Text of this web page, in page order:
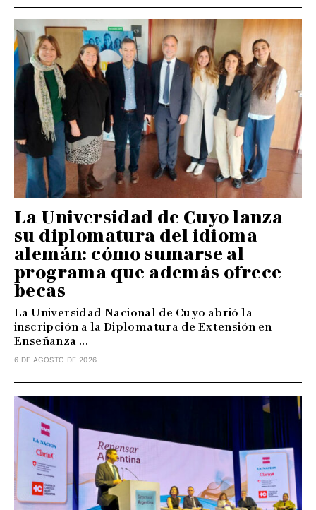
La Universidad de Cuyo lanza
su diplomatura del idioma
alemán: cómo sumarse al
programa que además ofrece
becas
La Universidad Nacional de Cuyo abrió la
inscripción a la Diplomatura de Extensión en
Enseñanza ...
6 DE AGOSTO DE 2026